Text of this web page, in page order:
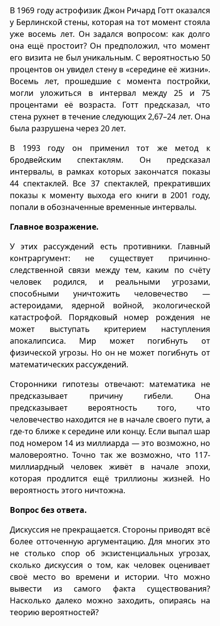
В 1969 году астрофизик Джон Ричард Готт оказался
у Берлинской стены, которая на тот момент стояла
уже восемь лет. Он задался вопросом: как долго
она ещё простоит? Он предположил, что момент
его визита не был уникальным. С вероятностью 50
процентов он увидел стену в «середине её жизни».
Восемь лет, прошедшие с момента постройки,
могли уложиться в интервал между 25 и 75
процентами её возраста. Готт предсказал, что
стена рухнет в течение следующих 2,67–24 лет. Она
была разрушена через 20 лет.
В 1993 году он применил тот же метод к
бродвейским спектаклям. Он предсказал
интервалы, в рамках которых закончатся показы
44 спектаклей. Все 37 спектаклей, прекративших
показы к моменту выхода его книги в 2001 году,
попали в обозначенные временные интервалы.
Главное возражение.
У этих рассуждений есть противники. Главный
контраргумент: не существует причинно-
следственной связи между тем, каким по счёту
человек родился, и реальными угрозами,
способными уничтожить человечество —
астероидами, ядерной войной, экологической
катастрофой. Порядковый номер рождения не
может выступать критерием наступления
апокалипсиса. Мир может погибнуть от
физической угрозы. Но он не может погибнуть от
математических рассуждений.
Сторонники гипотезы отвечают: математика не
предсказывает причину гибели. Она
предсказывает вероятность того, что
человечество находится не в начале своего пути, а
где-то ближе к середине или концу. Если выпал шар
под номером 14 из миллиарда — это возможно, но
маловероятно. Точно так же возможно, что 117-
миллиардный человек живёт в начале эпохи,
которая продлится ещё триллионы жизней. Но
вероятность этого ничтожна.
Вопрос без ответа.
Дискуссия не прекращается. Стороны приводят всё
более отточенную аргументацию. Для многих это
не столько спор об экзистенциальных угрозах,
сколько дискуссия о том, как человек оценивает
своё место во времени и истории. Что можно
вывести из самого факта существования?
Насколько далеко можно заходить, опираясь на
теорию вероятностей?